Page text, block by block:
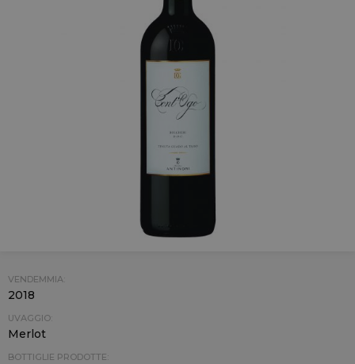
VENDEMMIA:
2018
UVAGGIO:
Merlot
BOTTIGLIE PRODOTTE: